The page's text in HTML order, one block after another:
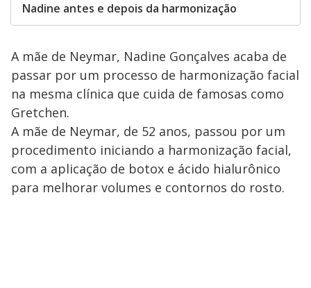
Nadine antes e depois da harmonização
A mãe de Neymar, Nadine Gonçalves acaba de
passar por um processo de harmonização facial
na mesma clínica que cuida de famosas como
Gretchen.
A mãe de Neymar, de 52 anos, passou por um
procedimento iniciando a harmonização facial,
com a aplicação de botox e ácido hialurônico
para melhorar volumes e contornos do rosto.